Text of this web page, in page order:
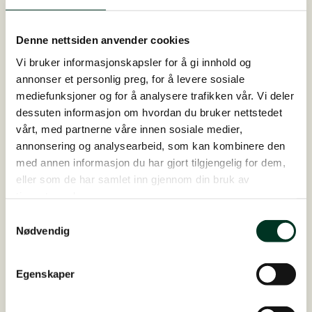
Denne nettsiden anvender cookies
Vi bruker informasjonskapsler for å gi innhold og
annonser et personlig preg, for å levere sosiale
mediefunksjoner og for å analysere trafikken vår. Vi deler
dessuten informasjon om hvordan du bruker nettstedet
vårt, med partnerne våre innen sosiale medier,
annonsering og analysearbeid, som kan kombinere den
med annen informasjon du har gjort tilgjengelig for dem,
eller som de har samlet inn gjennom din bruk av
Nødvendig
Egenskaper
Fra alvorlige hovsmerter til frisk hoppe og
et velskapt føll
St. Hippolyt-konsulent Elena har fulgt
varmblodstraveren Tiuhti siden 2021, da hennes
nåværende eier kjøpte henne. Hoppen, som er født i
2017, utnytter fôret svært effektivt. Holdet har
generelt vært normalt,…